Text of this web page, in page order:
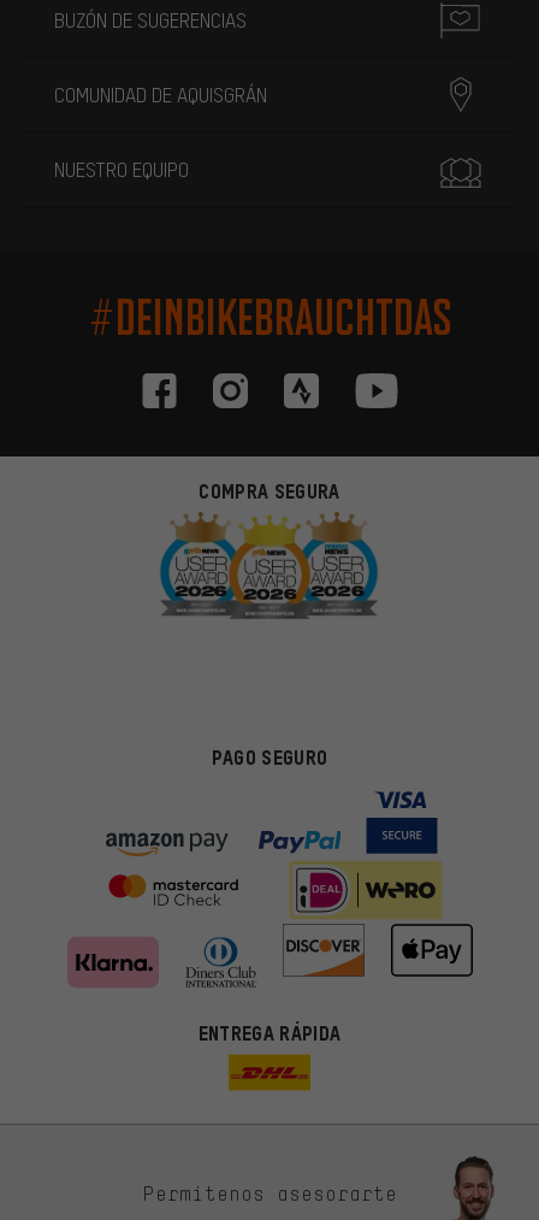
BUZÓN DE SUGERENCIAS
COMUNIDAD DE AQUISGRÁN
NUESTRO EQUIPO
#DEINBIKEBRAUCHTDAS
COMPRA SEGURA
PAGO SEGURO
ENTREGA RÁPIDA
Permítenos asesorarte